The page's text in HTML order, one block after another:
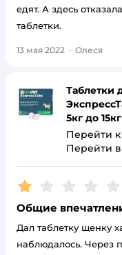
едят. А здесь
таблетки.
13 мая 2022 · Олеся
Таблетки
5кг до
Перейти
Перейти
Рейтинг:1
Общие
Дал таблетку щенку
наблюдалось. Через